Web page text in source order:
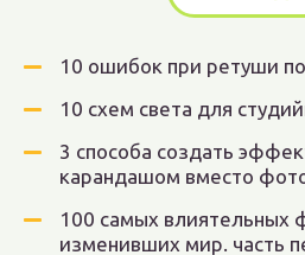
10 ошибок при ретуши
10 схем света для
3 способа создать
карандашом вместо
100 самых влиятельных
изменивших мир. часть